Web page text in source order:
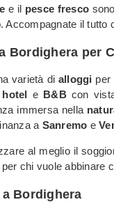
e il pesce fresco
Accompagnate il tutto
Bordighera per
varietà di alloggi per
hotel e B&Bcon
immersa nella
a Sanremo e
al meglio il
chi vuole abbinare
Bordighera